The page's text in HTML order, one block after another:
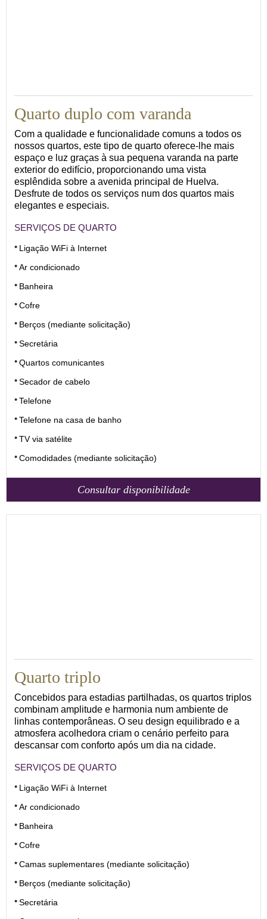
Quarto duplo com varanda
Com a qualidade e funcionalidade comuns a todos os
nossos quartos, este tipo de quarto oferece-lhe mais
espaço e luz graças à sua pequena varanda na parte
exterior do edifício, proporcionando uma vista
esplêndida sobre a avenida principal de Huelva.
Desfrute de todos os serviços num dos quartos mais
elegantes e especiais.
SERVIÇOS DE QUARTO
Ligação WiFi à Internet
Ar condicionado
Banheira
Cofre
Berços (mediante solicitação)
Secretária
Quartos comunicantes
Secador de cabelo
Telefone
Telefone na casa de banho
TV via satélite
Comodidades (mediante solicitação)
Consultar disponibilidade
Quarto triplo
Concebidos para estadias partilhadas, os quartos triplos
combinam amplitude e harmonia num ambiente de
linhas contemporâneas. O seu design equilibrado e a
atmosfera acolhedora criam o cenário perfeito para
descansar com conforto após um dia na cidade.
SERVIÇOS DE QUARTO
Ligação WiFi à Internet
Ar condicionado
Banheira
Cofre
Camas suplementares (mediante solicitação)
Berços (mediante solicitação)
Secretária